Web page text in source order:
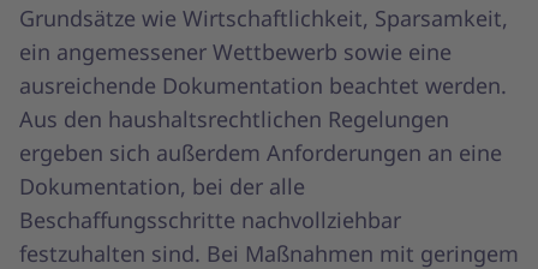
Grundsätze wie Wirtschaftlichkeit, Sparsamkeit,
ein angemessener Wettbewerb sowie eine
ausreichende Dokumentation beachtet werden.
Aus den haushaltsrechtlichen Regelungen
ergeben sich außerdem Anforderungen an eine
Dokumentation, bei der alle
Beschaffungsschritte nachvollziehbar
festzuhalten sind. Bei Maßnahmen mit geringem